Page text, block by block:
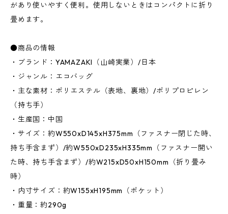
があり使いやすく便利。使用しないときはコンパクトに折り
畳めます。
●商品の情報
・ブランド：YAMAZAKI（山崎実業）/日本
・ジャンル：エコバッグ
・主な素材：ポリエステル（表地、裏地）/ポリプロピレン
（持ち手）
・生産国：中国
・サイズ：約W550xD145xH375mm（ファスナー閉じた時、
持ち手含まず）/約W550xD235xH335mm（ファスナー開い
た時、持ち手含まず）/約W215xD50xH150mm（折り畳み
時）
・内寸サイズ：約W155xH195mm（ポケット）
・重量：約290g